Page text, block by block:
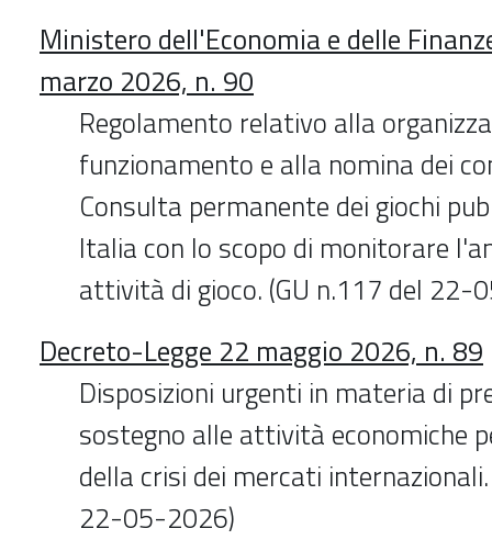
Ministero dell'Economia e delle
marzo 2026, n. 90
Regolamento relativo alla
funzionamento e alla nomina dei
Consulta permanente dei giochi
Italia con lo scopo di monitorare
attività di gioco. (GU n.117 del 22-
Decreto-Legge 22 maggio 2026, n. 89
Disposizioni urgenti in materia di
sostegno alle attività economiche
della crisi dei mercati
22-05-2026)